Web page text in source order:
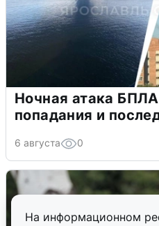
На информационном
Ночная атака
попадания и
6 августа 0